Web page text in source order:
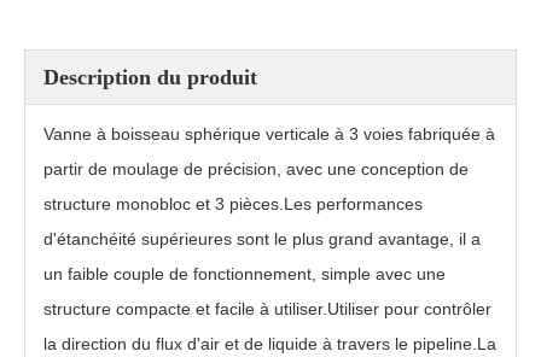
Vanne à boisseau sphérique 3 voies haute pression Q45F Vanne à boisseau sphérique à 3 voies WSQ75F
Description du produit
Vanne à boisseau sphérique verticale à 3 voies fabriquée à
partir de moulage de précision, avec une conception de
structure monobloc et 3 pièces.Les performances
d'étanchéité supérieures sont le plus grand avantage, il a
un faible couple de fonctionnement, simple avec une
structure compacte et facile à utiliser.Utiliser pour contrôler
la direction du flux d'air et de liquide à travers le pipeline.La